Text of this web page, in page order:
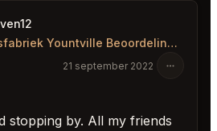
De Franse Koekjesfabriek Yountville Beoordelingen
21 september 2022
stopping by. All my friends